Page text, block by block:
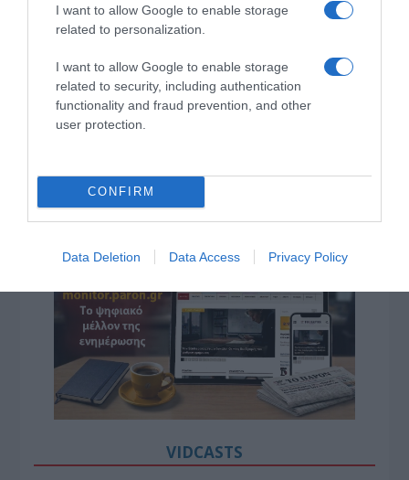
I want to allow Google to enable storage
related to personalization.
I want to allow Google to enable storage
related to security, including authentication
functionality and fraud prevention, and other
user protection.
CONFIRM
Data Deletion Data Access Privacy Policy
VIDCASTS